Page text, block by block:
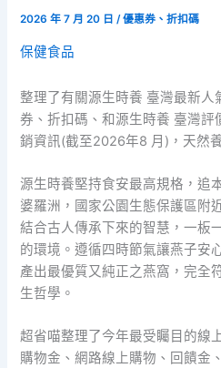
2026 年 7 月 20 日/優惠券、折扣碼
保健食品
整理了有關源生時養 臺灣最新人
券、折扣碼、和源生時養 臺灣評
銷資訊(截至2026年8 月)，天然
源生時養堅持食安最高規格，追
婆羅洲，國家公園生態保護區附
結合古人傳承下來的智慧，一板
的環境。遵循四時節氣讓燕子安
產出最優質又純正之燕窩，完全
生哲學。
超省喵整理了今年最受矚目的線
購物金、網路線上購物、回饋金